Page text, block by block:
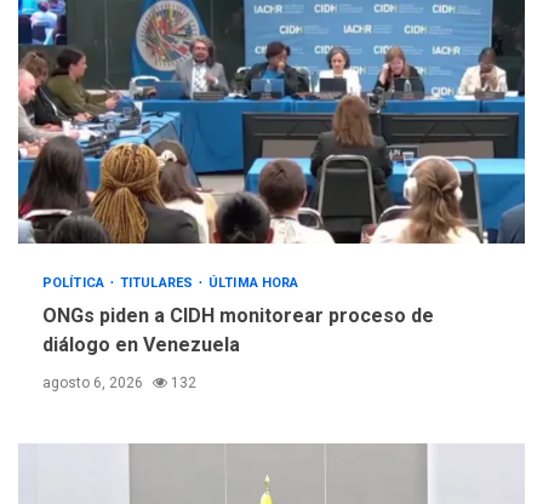
POLÍTICA TITULARES ÚLTIMA HORA
ONGs piden a CIDH monitorear proceso de
diálogo en Venezuela
agosto 6, 2026 132